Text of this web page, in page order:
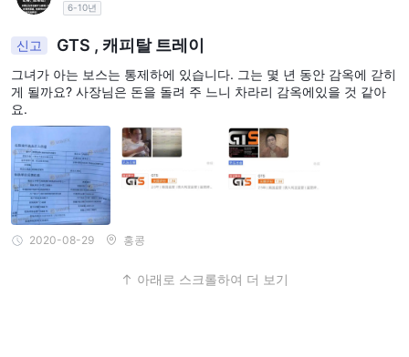
6-10년
신고 GTS , 캐피탈 트레이
그녀가 아는 보스는 통제하에 있습니다. 그는 몇 년 동안 감옥에 갇히
게 될까요? 사장님은 돈을 돌려 주 느니 차라리 감옥에있을 것 같아
요.
2020-08-29 홍콩
아래로 스크롤하여 더 보기